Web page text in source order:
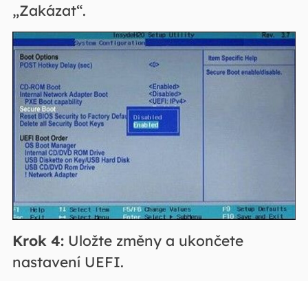
„Zakázat“.
Krok 4:Uložte změny a ukončete
nastavení UEFI.